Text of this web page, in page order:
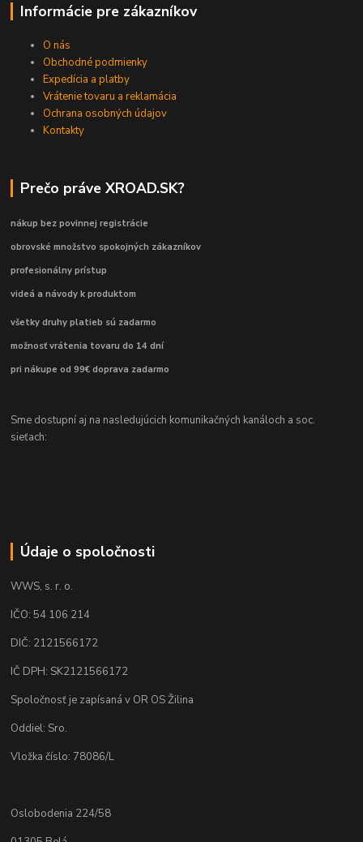
Informácie pre zákazníkov
O nás
Obchodné podmienky
Expedícia a platby
Vrátenie tovaru a reklamácia
Ochrana osobných údajov
Kontakty
Prečo práve XROAD.SK?
nákup bez povinnej registrácie
obrovské množstvo spokojných zákazníkov
profesionálny prístup
videá a návody k produktom
všetky druhy platieb sú zadarmo
možnosť vrátenia tovaru do 14 dní
pri nákupe od 99€ doprava zadarmo
Sme dostupní aj na nasledujúcich komunikačných kanáloch a soc.
sieťach:
Údaje o spoločnosti
WWS, s. r. o.
IČO: 54 106 214
DIČ: 2121566172
IČ DPH: SK2121566172
Spoločnosť je zapísaná v OR OS Žilina
Oddiel: Sro.
Vložka číslo: 78086/L
Oslobodenia 224/58